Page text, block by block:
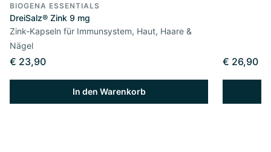
BIOGENA ESSENTIALS
DreiSalz® Zink 9 mg
Zink-Kapseln für Immunsystem, Haut, Haare &
Nägel
€ 23,90
In den Warenkorb
€ 26,90